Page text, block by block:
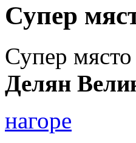
Супер
Супер място
Делян
нагоре